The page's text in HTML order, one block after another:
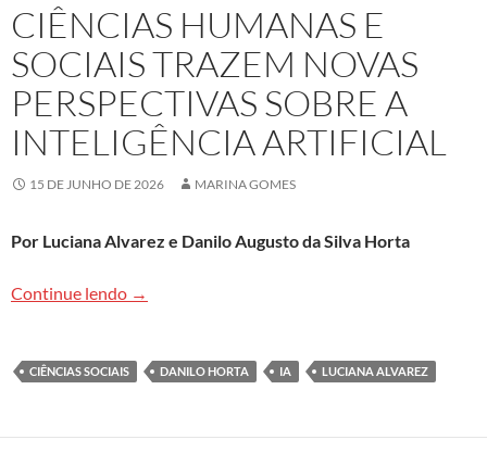
CIÊNCIAS HUMANAS E
SOCIAIS TRAZEM NOVAS
PERSPECTIVAS SOBRE A
INTELIGÊNCIA ARTIFICIAL
15 DE JUNHO DE 2026 MARINA GOMES
Por Luciana Alvarez e Danilo Augusto da Silva Horta
Continue lendo Ciências humanas e sociais trazem novas
→
CIÊNCIAS SOCIAIS DANILO HORTA IA LUCIANA ALVAREZ